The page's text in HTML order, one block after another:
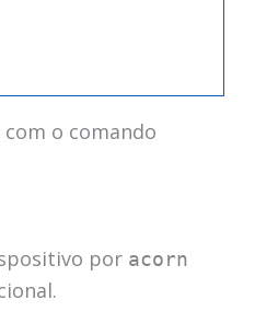
o comando
por acorn